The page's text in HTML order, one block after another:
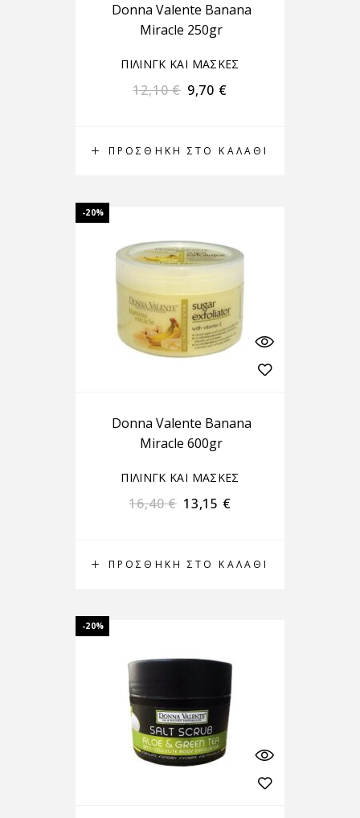
ΠΡΟΣΘΉΚΗ ΣΤΟ ΚΑΛΆΘΙ
Donna Valente Banana
Miracle 250gr
ΠΙΛΙΝΓΚ ΚΑΙ ΜΑΣΚΕΣ
12,10€ 9,70 €
-20%
ΠΡΟΣΘΉΚΗ ΣΤΟ ΚΑΛΆΘΙ
Donna Valente Banana
Miracle 600gr
ΠΙΛΙΝΓΚ ΚΑΙ ΜΑΣΚΕΣ
16,40€ 13,15 €
-20%